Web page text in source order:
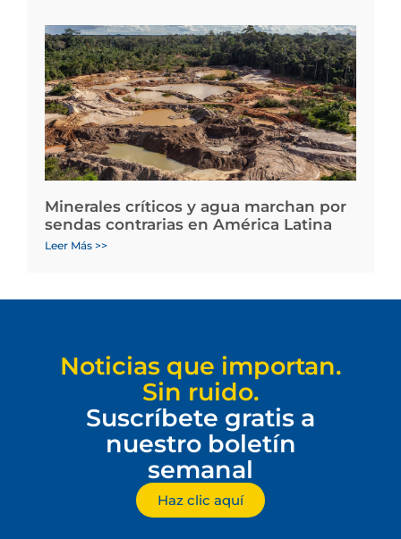
Minerales críticos y agua marchan por
sendas contrarias en América Latina
Leer Más >>
Noticias que importan.
Sin ruido.
Suscríbete gratis a
nuestro boletín
semanal
Haz clic aquí